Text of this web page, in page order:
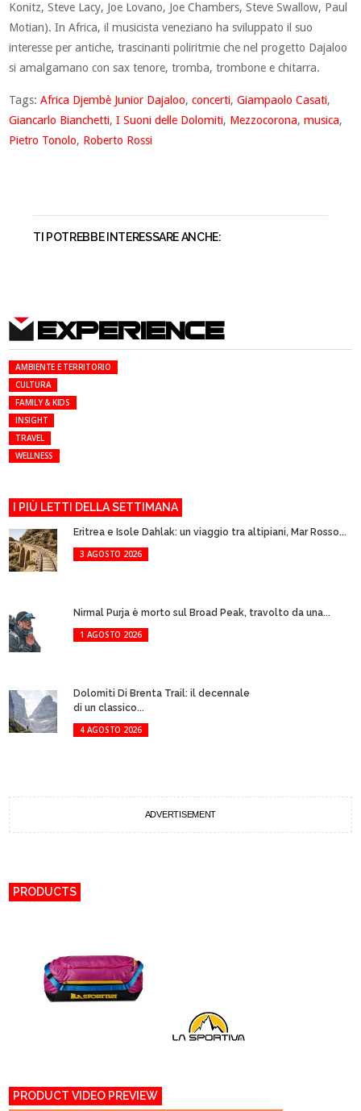
Konitz, Steve Lacy, Joe Lovano, Joe Chambers, Steve Swallow, Paul
Motian). In Africa, il musicista veneziano ha sviluppato il suo
interesse per antiche, trascinanti poliritmie che nel progetto Dajaloo
si amalgamano con sax tenore, tromba, trombone e chitarra.
Tags:Africa Djembè Junior Dajaloo,concerti,Giampaolo Casati,
Giancarlo Bianchetti,I Suoni delle Dolomiti, Mezzocorona,musica,
Pietro Tonolo, Roberto Rossi
TI POTREBBE INTERESSARE ANCHE:
EXPERIENCE
AMBIENTE E TERRITORIO
CULTURA
FAMILY & KIDS
INSIGHT
TRAVEL
WELLNESS
I PIÙ LETTI DELLA SETTIMANA
Eritrea e Isole Dahlak: un viaggio tra altipiani, Mar Rosso...
3 AGOSTO 2026
Nirmal Purja è morto sul Broad Peak, travolto da una...
1 AGOSTO 2026
Dolomiti Di Brenta Trail: il decennale
di un classico...
4 AGOSTO 2026
ADVERTISEMENT
PRODUCTS
PRODUCT VIDEO PREVIEW